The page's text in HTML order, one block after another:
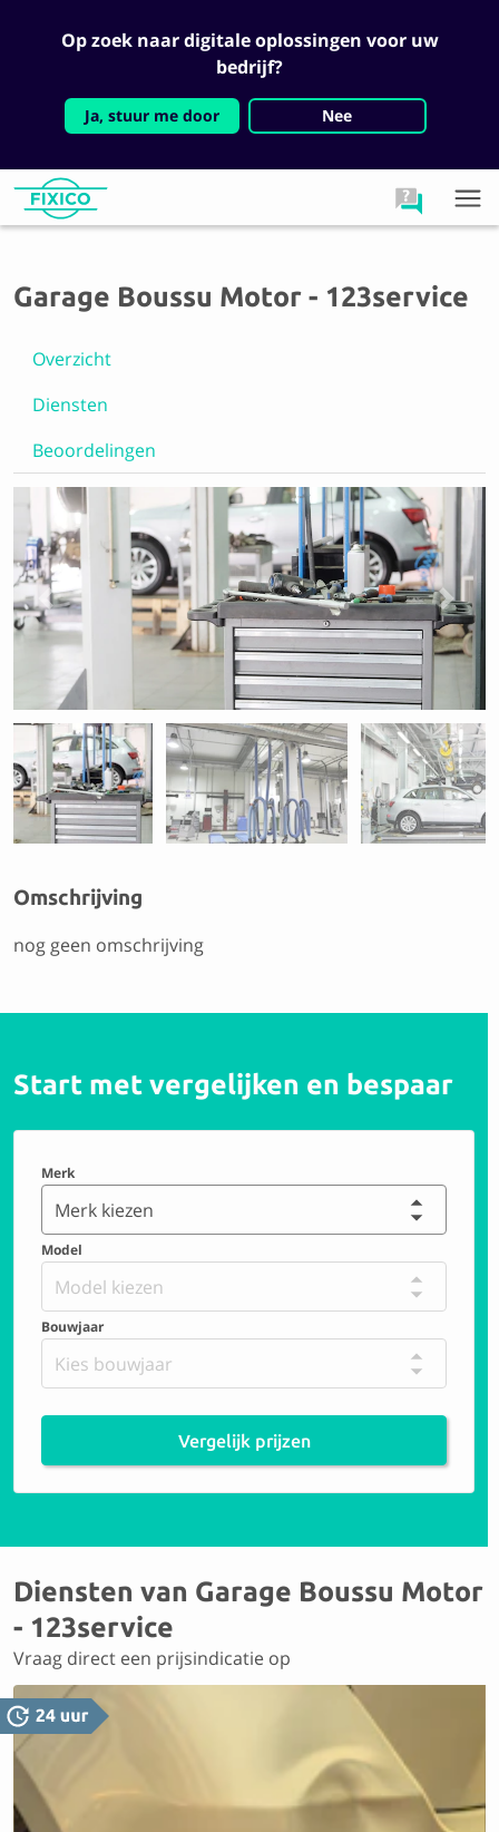
Op zoek naar digitale oplossingen voor uw
bedrijf?
Ja, stuur me door Nee
Garage Boussu Motor - 123service
Overzicht
Diensten
Beoordelingen
Previous Next
Omschrijving
nog geen omschrijving
Start met vergelijken en bespaar
Merk
Merk kiezen
Model
Model kiezen
Bouwjaar
Kies bouwjaar
Vergelijk prijzen
Diensten van Garage Boussu Motor
- 123service
Vraag direct een prijsindicatie op